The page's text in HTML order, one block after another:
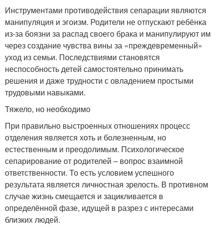
Инструментами противодействия сепарации являются
манипуляция и эгоизм. Родители не отпускают ребёнка
из-за боязни за распад своего брака и манипулируют им
через создание чувства вины за «преждевременный»
уход из семьи. Последствиями становятся
неспособность детей самостоятельно принимать
решения и даже трудности с овладением простыми
трудовыми навыками.
Тяжело, но необходимо
При правильно выстроенных отношениях процесс
отделения является хоть и болезненным, но
естественным и преодолимым. Психологическое
сепарирование от родителей ‒ вопрос взаимной
ответственности. То есть условием успешного
результата является личностная зрелость. В противном
случае жизнь смещается и зацикливается в
определённой фазе, идущей в разрез с интересами
близких людей.